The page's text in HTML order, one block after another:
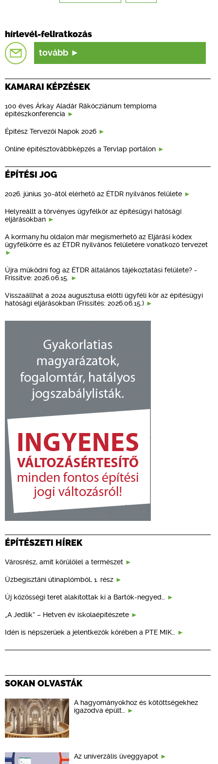
hírlevél-feliratkozás
tovább
KAMARAI KÉPZÉSEK
100 éves Árkay Aladár Rákócziánum temploma
építészkonferencia
Építész Tervezői Napok 2026
Online építésztovábbképzés a Tervlap portálon
ÉPÍTÉSI JOG
2026. június 30-ától elérhető az ÉTDR nyilvános felülete
Helyreállt a törvényes ügyfélkör az építésügyi hatósági
eljárásokban
A kormany.hu oldalon már megismerhető az Eljárási kódex
ügyfélkörre és az ÉTDR nyilvános felületére vonatkozó tervezet
Újra működni fog az ÉTDR általános tájékoztatási felülete? -
Frissítve: 2026.06.15.
Visszaállhat a 2024 augusztusa előtti ügyféli kör az építésügyi
hatósági eljárásokban (Frissítés: 2026.06.15.)
ÉPÍTÉSZETI HÍREK
Városrész, amit körülölel a természet
Üzbegisztáni útinaplómból, 1. rész
Új közösségi teret alakítottak ki a Bartók-negyed…
„A Jedlik” – Hetven év iskolaépítészete
Idén is népszerűek a jelentkezők körében a PTE MIK…
SOKAN OLVASTÁK
A hagyományokhoz és kötöttségekhez
igazodva épült…
Az univerzális üveggyapot